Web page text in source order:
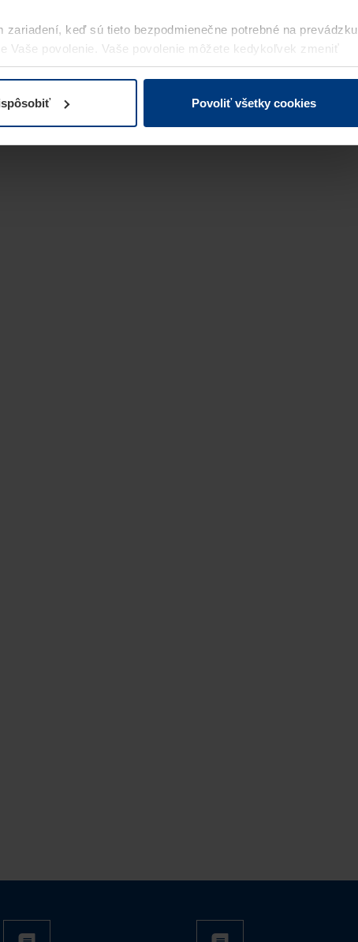
keď sú tieto bezpodmienečne potrebné na prevádzku
Vaše povolenie. Vaše povolenie môžete kedykoľvek zmeniť
o ochrane osobných údajovnašej webovej stránky.
Povoliť všetky cookies